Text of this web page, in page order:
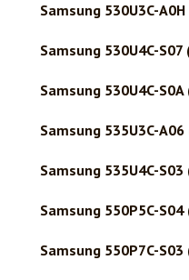
Samsung 530U3C-
Samsung 530U4C-S07
Samsung 530U4C-S0A
Samsung 535U3C-A06
Samsung 535U4C-S03
Samsung 550P5C-S04
Samsung 550P7C-S03